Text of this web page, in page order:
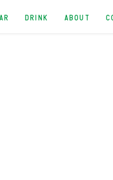
DRINK ABOUT